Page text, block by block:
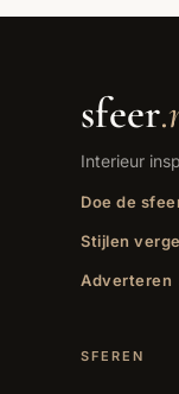
sfeer
Interieur
Doe de
Stijlen
Adverteren
SFEREN